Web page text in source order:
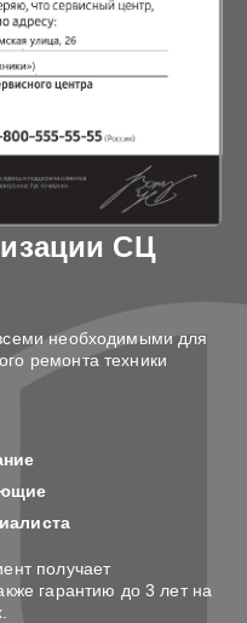
СЦ
необходимыми для
ремонта техники
получает
гарантию до 3 лет на